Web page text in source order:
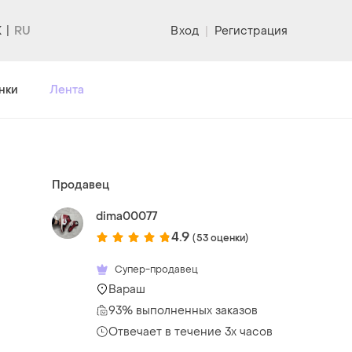
Вход | Регистрация
Лента
Продавец
dima00077
4.9 (53 оценки)
Супер-продавец
Вараш
93% выполненных заказов
Отвечает в течение 3х часов